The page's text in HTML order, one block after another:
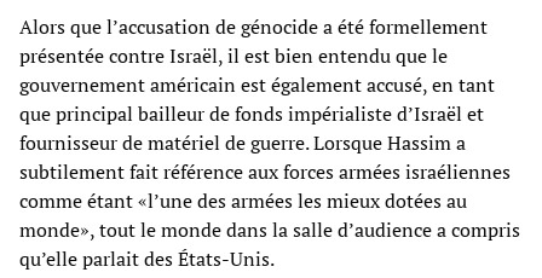
Alors que l’accusation de génocide a été formellement
présentée contre Israël, il est bien entendu que le
gouvernement américain est également accusé, en tant
que principal bailleur de fonds impérialiste d’Israël et
fournisseur de matériel de guerre. Lorsque Hassim a
subtilement fait référence aux forces armées israéliennes
comme étant «l’une des armées les mieux dotées au
monde», tout le monde dans la salle d’audience a compris
qu’elle parlait des États-Unis.